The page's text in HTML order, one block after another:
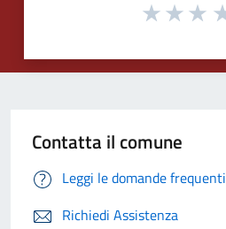
Contatta il comune
Leggi le domande frequenti
Richiedi Assistenza